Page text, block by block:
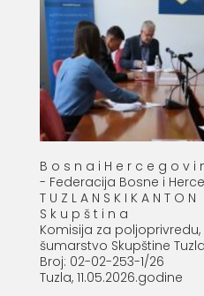
B o s n a i H e r c e g o v i
- Federacija Bosne i
T U Z L A N S K I K A N T O N
S k u p š t i n a
Komisija za
šumarstvo Skupštine
Broj: 02-02-253-1/26
Tuzla, 11.05.2026.godine